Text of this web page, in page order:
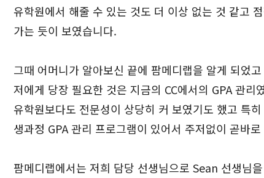
유학원에서 해줄 수 있는 것도 더 이상 없는 것 같고
가는 듯이 보였습니다.
그때 어머니가 알아보신 끝에 팜메디랩을 알게 되었
저에게 당장 필요한 것은 지금의 CC에서의 GPA 관
유학원보다도 전문성이 상당히 커 보였기도 했고 특
생과정 GPA 관리 프로그램이 있어서 주저없이 곧바
팜메디랩에서는 저희 담당 선생님으로 Sean 선생님